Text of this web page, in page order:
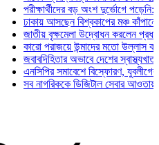
পরীক্ষার্থীদের বড় অংশ দুর্ভোগে পড়েনি: ড.
ঢাকায় আসছেন বিশ্বকাপের মঞ্চ কাঁপানো সেই
জাতীয় বৃক্ষমেলা উদ্বোধন করলেন প্রধানমন্ত্রী
কারো পরাজয়ে উন্মাদের মতো উল্লাস করতে হয়
জবাবদিহিতার অভাবে দেশের স্বাস্থ্যখাত নানা
এনসিপির সমাবেশে বিস্ফোরণ, যুবলীগের দুই
সব নাগরিককে ডিজিটাল সেবার আওতায় আনতে